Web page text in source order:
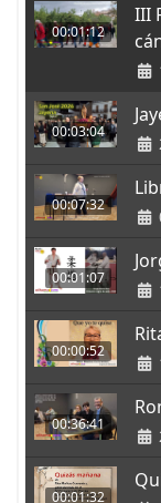
00:01:12
III
00:03:04
00:07:32
00:01:07
00:00:52
00:36:41
00:01:32